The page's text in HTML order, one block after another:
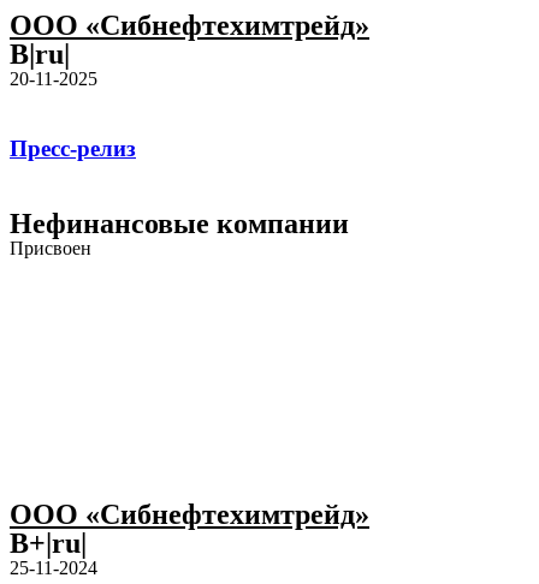
ООО «Сибнефтехимтрейд»
B|ru|
20-11-2025
Пресс-релиз
Нефинансовые компании
Присвоен
ООО «Сибнефтехимтрейд»
B+|ru|
25-11-2024